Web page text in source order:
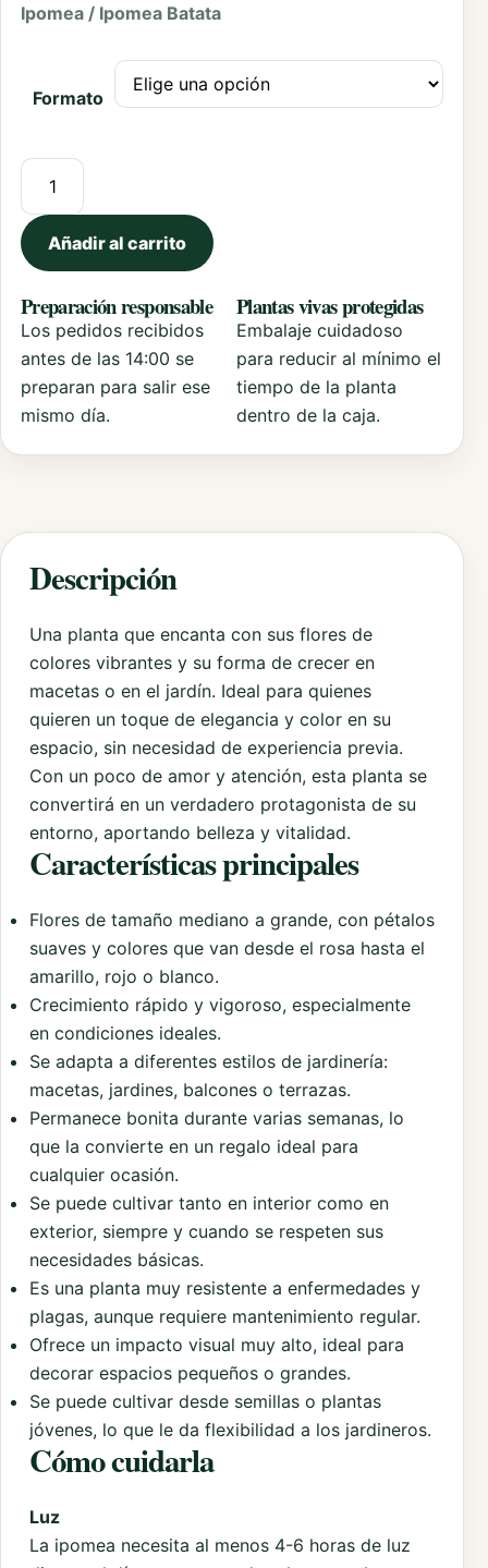
Ipomea / Ipomea Batata
Formato
Comprar Plantas de Ipomeas cantidad
Añadir al carrito
Preparación responsable
Los pedidos recibidos
antes de las 14:00 se
preparan para salir ese
mismo día.
Plantas vivas protegidas
Embalaje cuidadoso
para reducir al mínimo el
tiempo de la planta
dentro de la caja.
Descripción
Una planta que encanta con sus flores de
colores vibrantes y su forma de crecer en
macetas o en el jardín. Ideal para quienes
quieren un toque de elegancia y color en su
espacio, sin necesidad de experiencia previa.
Con un poco de amor y atención, esta planta se
convertirá en un verdadero protagonista de su
entorno, aportando belleza y vitalidad.
Características principales
Flores de tamaño mediano a grande, con pétalos
suaves y colores que van desde el rosa hasta el
amarillo, rojo o blanco.
Crecimiento rápido y vigoroso, especialmente
en condiciones ideales.
Se adapta a diferentes estilos de jardinería:
macetas, jardines, balcones o terrazas.
Permanece bonita durante varias semanas, lo
que la convierte en un regalo ideal para
cualquier ocasión.
Se puede cultivar tanto en interior como en
exterior, siempre y cuando se respeten sus
necesidades básicas.
Es una planta muy resistente a enfermedades y
plagas, aunque requiere mantenimiento regular.
Ofrece un impacto visual muy alto, ideal para
decorar espacios pequeños o grandes.
Se puede cultivar desde semillas o plantas
jóvenes, lo que le da flexibilidad a los jardineros.
Cómo cuidarla
Luz
La ipomea necesita al menos 4-6 horas de luz